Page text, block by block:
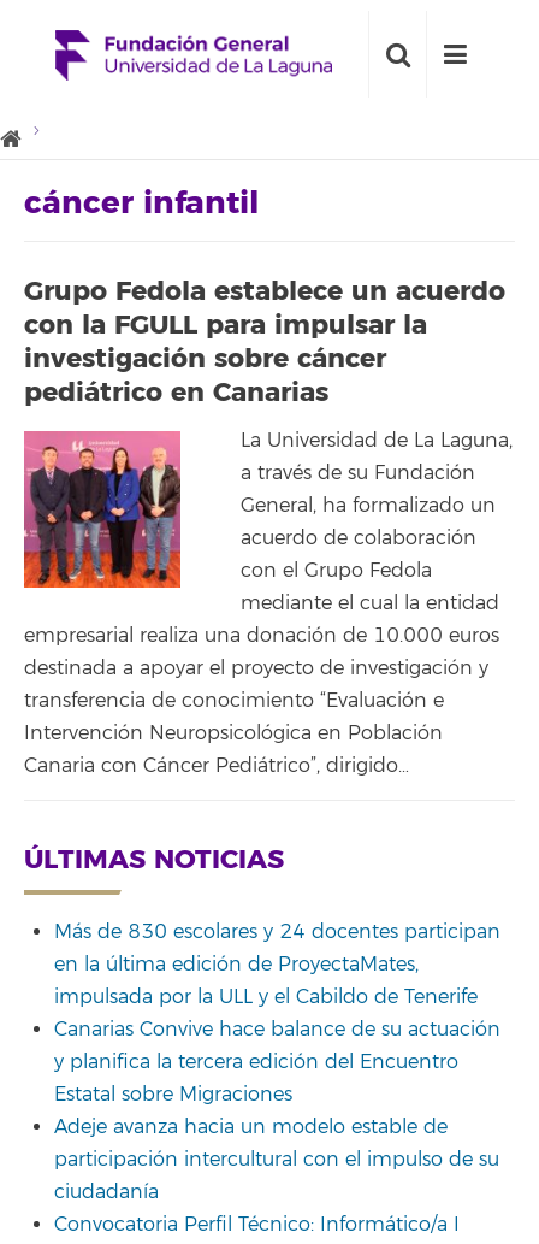
cáncer infantil
Grupo Fedola establece un acuerdo
con la FGULL para impulsar la
investigación sobre cáncer
pediátrico en Canarias
La Universidad de La Laguna,
a través de su Fundación
General, ha formalizado un
acuerdo de colaboración
con el Grupo Fedola
mediante el cual la entidad
empresarial realiza una donación de 10.000 euros
destinada a apoyar el proyecto de investigación y
transferencia de conocimiento “Evaluación e
Intervención Neuropsicológica en Población
Canaria con Cáncer Pediátrico”, dirigido…
ÚLTIMAS NOTICIAS
Más de 830 escolares y 24 docentes participan
en la última edición de ProyectaMates,
impulsada por la ULL y el Cabildo de Tenerife
Canarias Convive hace balance de su actuación
y planifica la tercera edición del Encuentro
Estatal sobre Migraciones
Adeje avanza hacia un modelo estable de
participación intercultural con el impulso de su
ciudadanía
Convocatoria Perfil Técnico: Informático/a I